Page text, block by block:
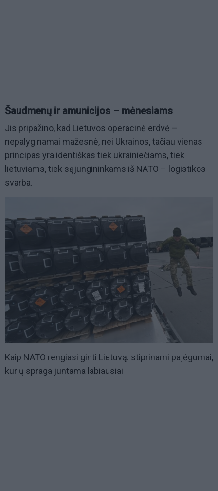
Šaudmenų ir amunicijos – mėnesiams
Jis pripažino, kad Lietuvos operacinė erdvė –
nepalyginamai mažesnė, nei Ukrainos, tačiau vienas
principas yra identiškas tiek ukrainiečiams, tiek
lietuviams, tiek sąjungininkams iš NATO – logistikos
svarba.
Kaip NATO rengiasi ginti Lietuvą: stiprinami pajėgumai,
kurių spraga juntama labiausiai